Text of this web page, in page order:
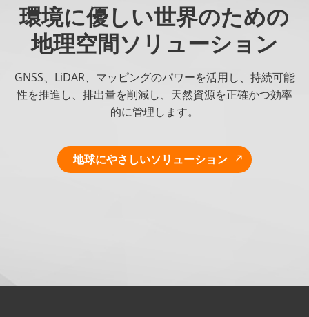
環境に優しい世界のための
地理空間ソリューション
GNSS、LiDAR、マッピングのパワーを活用し、持続可能
性を推進し、排出量を削減し、天然資源を正確かつ効率
的に管理します。
地球にやさしいソリューション